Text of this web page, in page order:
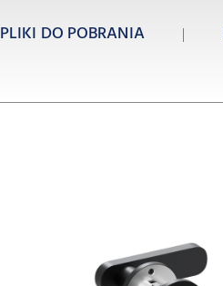
PLIKI DO POBRANIA